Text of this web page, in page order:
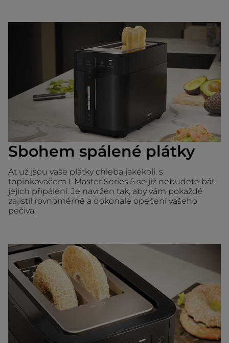
Sbohem spálené plátky
Ať už jsou vaše plátky chleba jakékoli, s
topinkovačem I-Master Series 5 se již nebudete bát
jejich připálení. Je navržen tak, aby vám pokaždé
zajistil rovnoměrné a dokonalé opečení vašeho
pečiva.